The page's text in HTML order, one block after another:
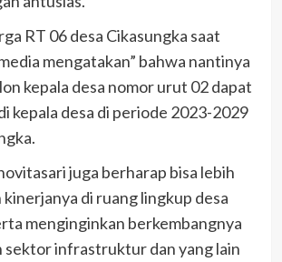
RT 06 desa Cikasungka saat
mengatakan” bahwa nantinya
kepala desa nomor urut 02 dapat
kepala desa di periode 2023-2029
juga berharap bisa lebih
di ruang lingkup desa
menginginkan berkembangnya
sektor infrastruktur dan yang lain